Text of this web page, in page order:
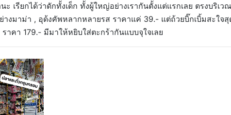
เรียกได้ว่าดักทั้งเด็ก ทั้งผู้ใหญ่อย่างเรากันตั้งแต่แรกเลย ตรงบริเวณ
างมาม่า , อุด้งคัพหลากหลายรส ราคาแค่ 39.- แต่ถ้วยบิ๊กเบิ้มสะใจสุ
าคา 179.- มีมาให้หยิบใส่ตะกร้ากันแบบจุใจเลย